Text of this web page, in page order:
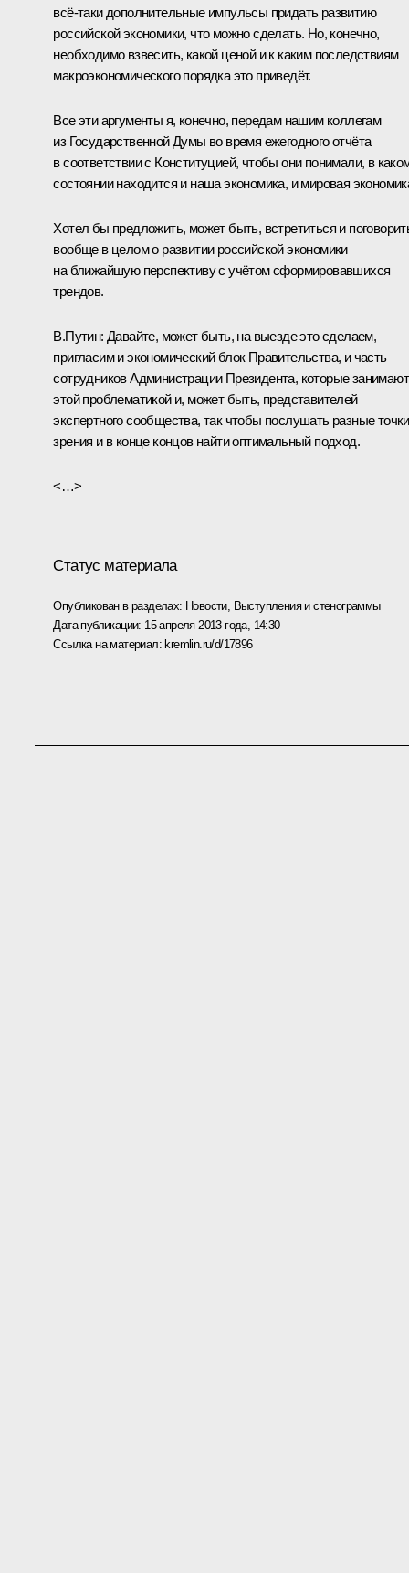
всё‑таки дополнительные импульсы придать развитию
российской экономики, что можно сделать. Но, конечно,
необходимо взвесить, какой ценой и к каким последствиям
макроэкономического порядка это приведёт.
Все эти аргументы я, конечно, передам нашим коллегам
из Государственной Думы во время ежегодного отчёта
в соответствии с Конституцией, чтобы они понимали, в
состоянии находится и наша экономика, и мировая
Хотел бы предложить, может быть, встретиться и
вообще в целом о развитии российской экономики
на ближайшую перспективу с учётом сформировавшихся
трендов.
В.Путин: Давайте, может быть, на выезде это сделаем,
пригласим и экономический блок Правительства, и часть
сотрудников Администрации Президента, которые
этой проблематикой и, может быть, представителей
экспертного сообщества, так чтобы послушать разные точки
зрения и в конце концов найти оптимальный подход.
<…>
Статус материала
Опубликован в разделах: Новости, Выступления и стенограммы
Дата публикации: 15 апреля 2013 года, 14:30
Ссылка на материал: kremlin.ru/d/17896